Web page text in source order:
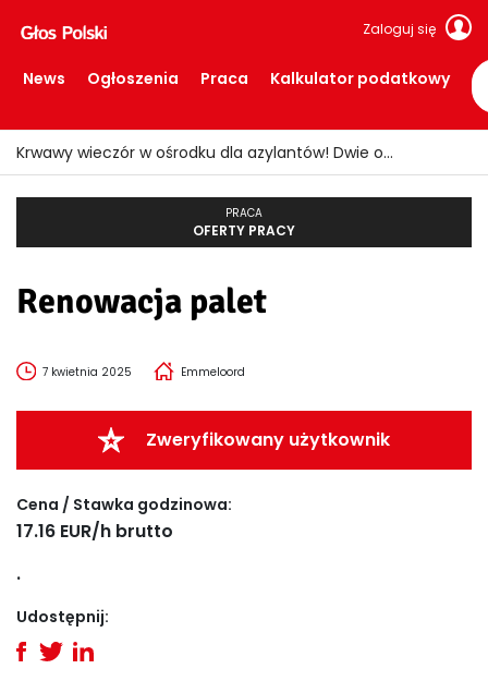
Zaloguj się
News Ogłoszenia Praca Kalkulator podatkowy
Krwawy wieczór w ośrodku dla azylantów! Dwie osoby ranne po ataku nożem
PRACA
OFERTY PRACY
Renowacja palet
7 kwietnia 2025 Emmeloord
Zweryfikowany użytkownik
Cena / Stawka godzinowa:
17.16 EUR/h brutto
.
Udostępnij: